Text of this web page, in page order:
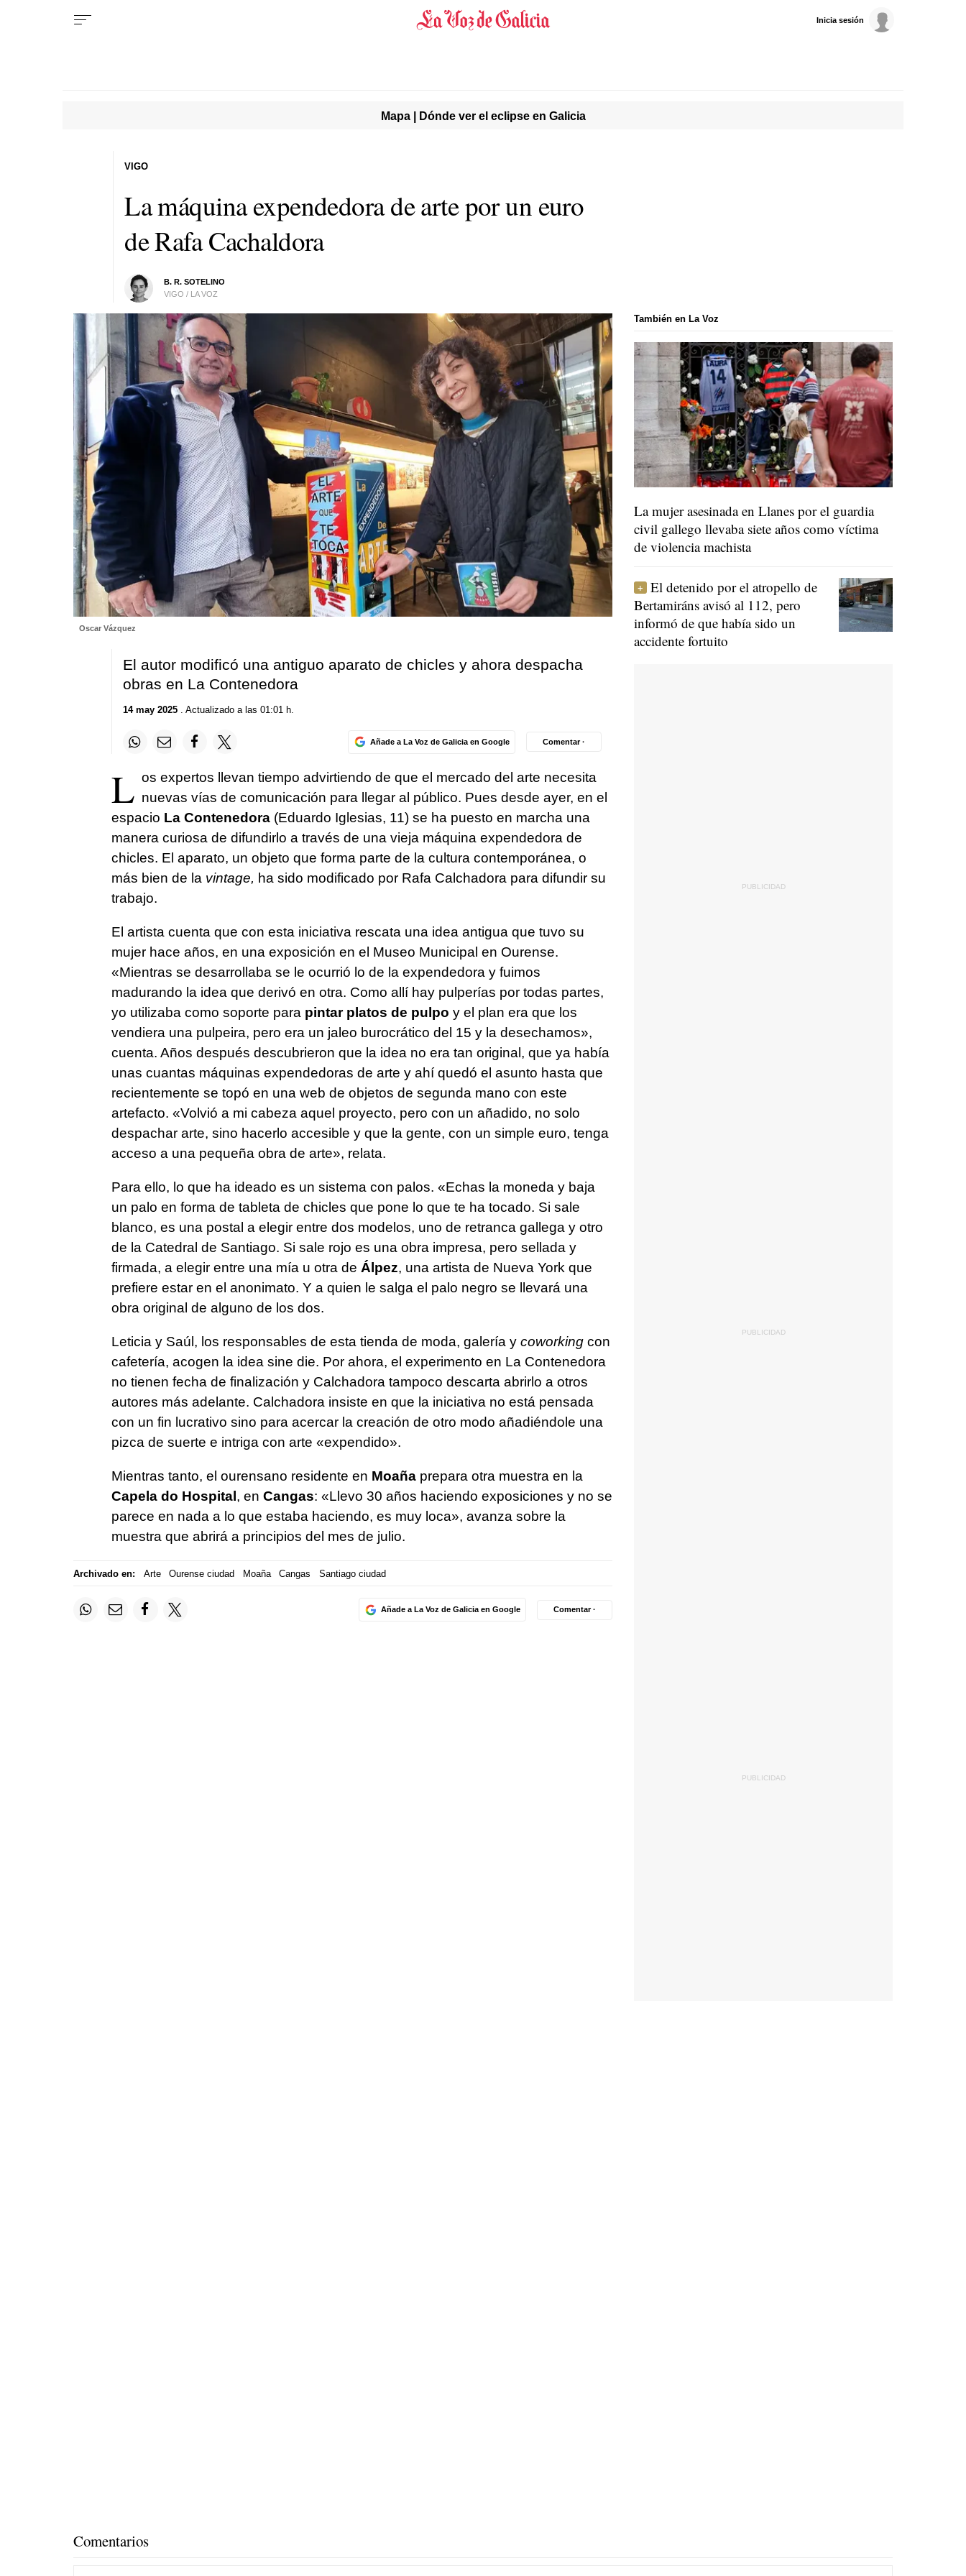
Inicia sesión
Mapa | Dónde ver el eclipse en Galicia
La máquina expendedora de arte por un euro
de Rafa Cachaldora
B. R. SOTELINO
VIGO / LA VOZ
VIGO
Oscar Vázquez
El autor modificó una antiguo aparato de chicles y ahora despacha
obras en La Contenedora
14 may 2025. Actualizado a las 01:01 h.
Añade a La Voz de Galicia en Google Comentar ·
L os expertos llevan tiempo advirtiendo de que el mercado del arte necesita
nuevas vías de comunicación para llegar al público. Pues desde ayer, en el
espacio La Contenedora(Eduardo Iglesias, 11) se ha puesto en marcha una
manera curiosa de difundirlo a través de una vieja máquina expendedora de
chicles. El aparato, un objeto que forma parte de la cultura contemporánea, o
más bien de la vintage, ha sido modificado por Rafa Calchadora para difundir su
trabajo.
El artista cuenta que con esta iniciativa rescata una idea antigua que tuvo su
mujer hace años, en una exposición en el Museo Municipal en Ourense.
«Mientras se desarrollaba se le ocurrió lo de la expendedora y fuimos
madurando la idea que derivó en otra. Como allí hay pulperías por todas partes,
yo utilizaba como soporte para pintar platos de pulpo y el plan era que los
vendiera una pulpeira, pero era un jaleo burocrático del 15 y la desechamos»,
cuenta. Años después descubrieron que la idea no era tan original, que ya había
unas cuantas máquinas expendedoras de arte y ahí quedó el asunto hasta que
recientemente se topó en una web de objetos de segunda mano con este
artefacto. «Volvió a mi cabeza aquel proyecto, pero con un añadido, no solo
despachar arte, sino hacerlo accesible y que la gente, con un simple euro, tenga
acceso a una pequeña obra de arte», relata.
Para ello, lo que ha ideado es un sistema con palos. «Echas la moneda y baja
un palo en forma de tableta de chicles que pone lo que te ha tocado. Si sale
blanco, es una postal a elegir entre dos modelos, uno de retranca gallega y otro
de la Catedral de Santiago. Si sale rojo es una obra impresa, pero sellada y
firmada, a elegir entre una mía u otra de Álpez, una artista de Nueva York que
prefiere estar en el anonimato. Y a quien le salga el palo negro se llevará una
obra original de alguno de los dos.
Leticia y Saúl, los responsables de esta tienda de moda, galería y coworkingcon
cafetería, acogen la idea sine die. Por ahora, el experimento en La Contenedora
no tienen fecha de finalización y Calchadora tampoco descarta abrirlo a otros
autores más adelante. Calchadora insiste en que la iniciativa no está pensada
con un fin lucrativo sino para acercar la creación de otro modo añadiéndole una
pizca de suerte e intriga con arte «expendido».
Mientras tanto, el ourensano residente en Moañaprepara otra muestra en la
Capela do Hospital , en Cangas: «Llevo 30 años haciendo exposiciones y no se
parece en nada a lo que estaba haciendo, es muy loca», avanza sobre la
muestra que abrirá a principios del mes de julio.
Archivado en: Arte Ourense ciudad Moaña Cangas Santiago ciudad
Añade a La Voz de Galicia en Google Comentar ·
También en La Voz
La mujer asesinada en Llanes por el guardia
civil gallego llevaba siete años como víctima
de violencia machista
El detenido por el atropello de
Bertamiráns avisó al 112, pero
informó de que había sido un
accidente fortuito
Comentarios